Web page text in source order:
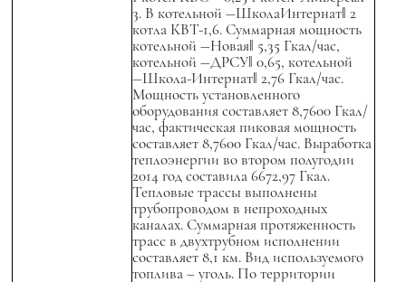
3. В котельной ―ШколаИнтернат‖ 2
котла КВТ-1,6. Суммарная мощность
котельной ―Новая‖ 5,35 Гкал/час,
котельной ―ДРСУ‖ 0,65, котельной
―Школа-Интернат‖ 2,76 Гкал/час.
Мощность установленного
оборудования составляет 8,7600 Гкал/
час, фактическая пиковая мощность
составляет 8,7600 Гкал/час. Выработка
теплоэнергии во втором полугодии
2014 год составила 6672,97 Гкал.
Тепловые трассы выполнены
трубопроводом в непроходных
каналах. Суммарная протяженность
трасс в двухтрубном исполнении
составляет 8,1 км. Вид используемого
топлива – уголь. По территории